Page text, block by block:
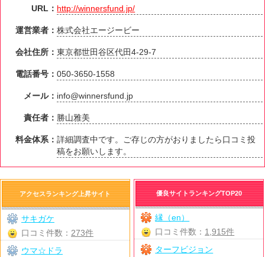
URL： http://winnersfund.jp/
運営業者：株式会社エージービー
会社住所：東京都世田谷区代田4-29-7
電話番号：050-3650-1558
メール： info@winnersfund.jp
責任者： 勝山雅美
料金体系：詳細調査中です。ご存じの方がおりましたら口コミ投
稿をお願いします。
優良サイトランキングTOP20
縁（en）
口コミ件数： 1,915件
ターフビジョン
アクセスランキング上昇サイト
サキガケ
口コミ件数： 273件
ウマ☆ドラ